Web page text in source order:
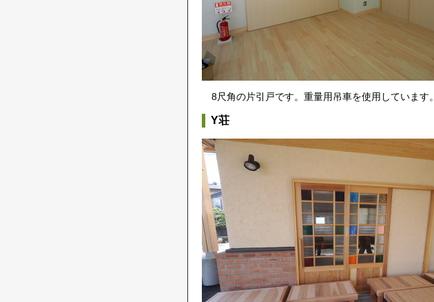
8尺角の片引戸です。重量用吊車を使用しています。
Y荘